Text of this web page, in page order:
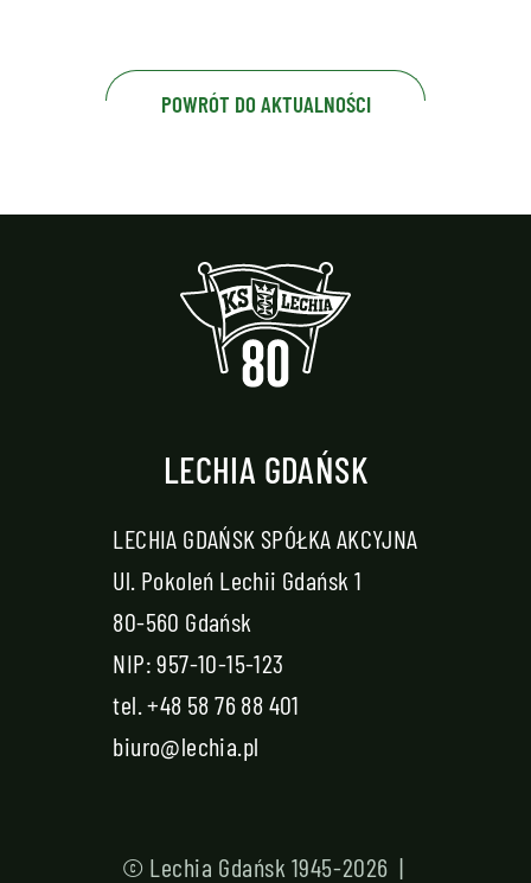
POWRÓT DO AKTUALNOŚCI
LECHIA GDAŃSK
LECHIA GDAŃSK SPÓŁKA AKCYJNA
Ul. Pokoleń Lechii Gdańsk 1
80-560 Gdańsk
NIP: 957-10-15-123
tel.+48 58 76 88 401
biuro@lechia.pl
© Lechia Gdańsk 1945-2026 |